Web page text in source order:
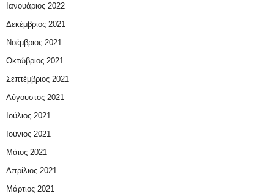
Ιανουάριος 2022
Δεκέμβριος 2021
Νοέμβριος 2021
Οκτώβριος 2021
Σεπτέμβριος 2021
Αύγουστος 2021
Ιούλιος 2021
Ιούνιος 2021
Μάιος 2021
Απρίλιος 2021
Μάρτιος 2021